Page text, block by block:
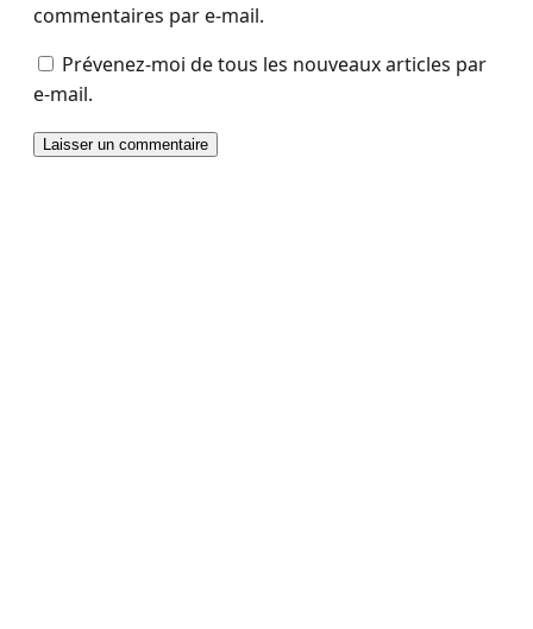
commentaires par e-mail.
Prévenez-moi de tous les nouveaux articles par
e-mail.